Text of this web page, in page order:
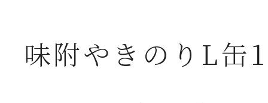
味附やきのりL缶